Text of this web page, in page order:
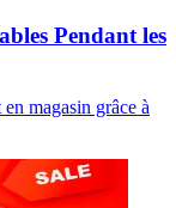
Pendant les
magasin grâce à